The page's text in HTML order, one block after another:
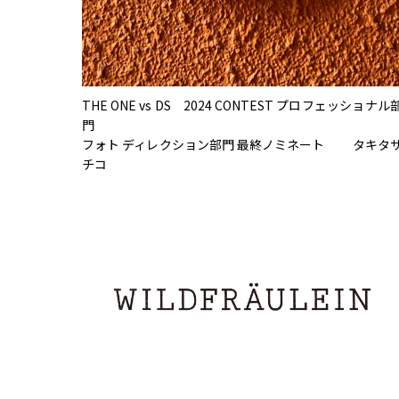
THE ONE vs DS 2024 CONTEST プロフェッショナル
門
フォト ディレクション部門 最終ノミネート タキタ
チコ